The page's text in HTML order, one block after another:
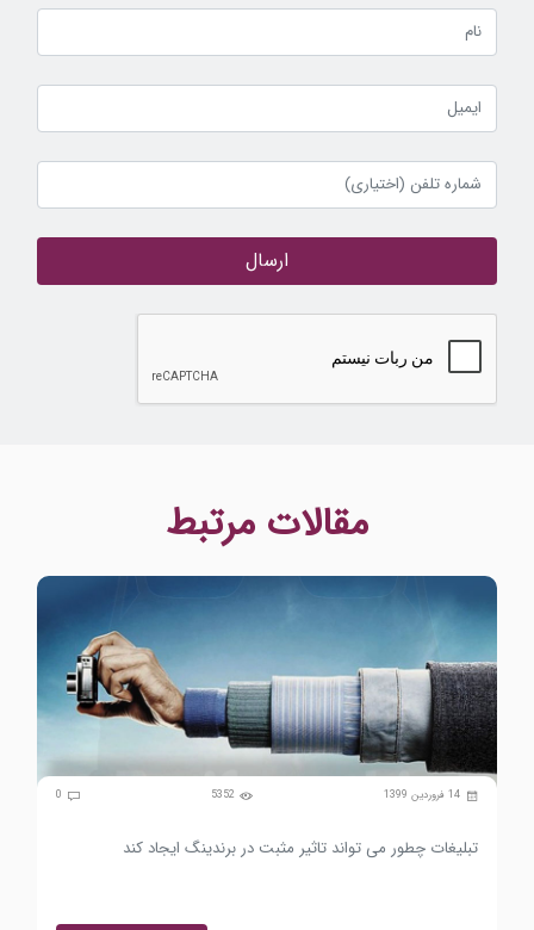
ارسال
مقالات مرتبط
14 فروردین 1399 5352
0
تبلیغات چطور می تواند تاثیر مثبت در برندینگ ایجاد کند